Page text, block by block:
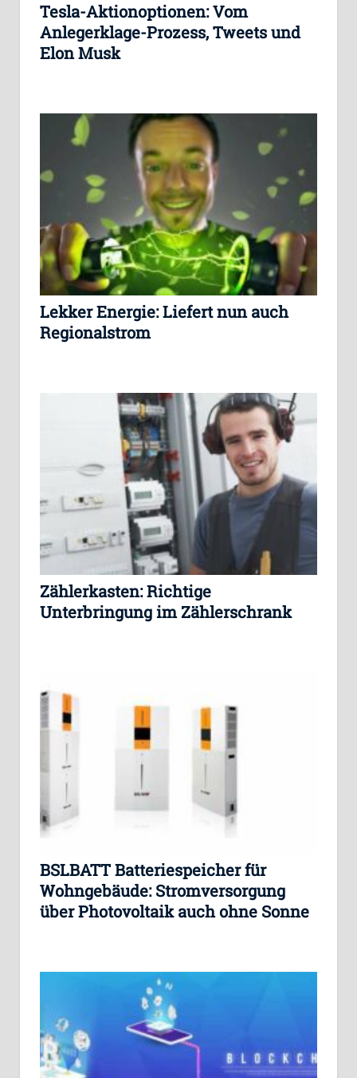
Tesla-Aktionoptionen: Vom
Anlegerklage-Prozess, Tweets und
Elon Musk
Lekker Energie: Liefert nun auch
Regionalstrom
Zählerkasten: Richtige
Unterbringung im Zählerschrank
BSLBATT Batteriespeicher für
Wohngebäude: Stromversorgung
über Photovoltaik auch ohne Sonne